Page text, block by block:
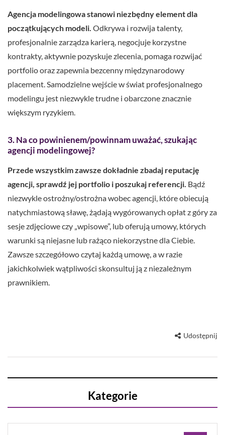
Agencja modelingowa stanowi niezbędny element dla
początkujących modeli. Odkrywa i rozwija talenty,
profesjonalnie zarządza karierą, negocjuje korzystne
kontrakty, aktywnie pozyskuje zlecenia, pomaga rozwijać
portfolio oraz zapewnia bezcenny międzynarodowy
placement. Samodzielne wejście w świat profesjonalnego
modelingu jest niezwykle trudne i obarczone znacznie
większym ryzykiem.
3. Na co powinienem/powinnam uważać, szukając
agencji modelingowej?
Przede wszystkim zawsze dokładnie zbadaj reputację
agencji, sprawdź jej portfolio i poszukaj referencji. Bądź
niezwykle ostrożny/ostrożna wobec agencji, które obiecują
natychmiastową sławę, żądają wygórowanych opłat z góry za
sesje zdjęciowe czy „wpisowe”, lub oferują umowy, których
warunki są niejasne lub rażąco niekorzystne dla Ciebie.
Zawsze szczegółowo czytaj każdą umowę, a w razie
jakichkolwiek wątpliwości skonsultuj ją z niezależnym
prawnikiem.
Udostępnij
Kategorie